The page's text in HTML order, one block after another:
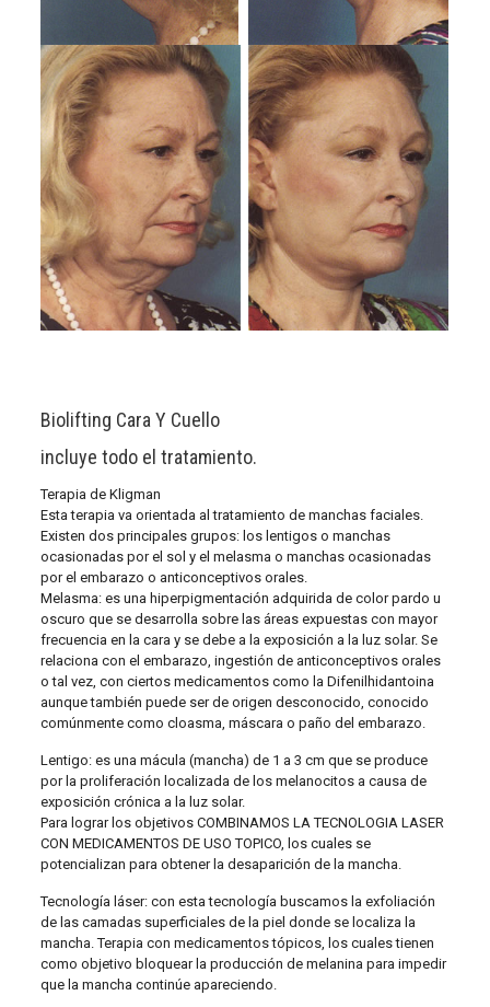
Biolifting Cara Y Cuello
incluye todo el tratamiento.
Terapia de Kligman
Esta terapia va orientada al tratamiento de manchas faciales.
Existen dos principales grupos: los lentigos o manchas
ocasionadas por el sol y el melasma o manchas ocasionadas
por el embarazo o anticonceptivos orales.
Melasma: es una hiperpigmentación adquirida de color pardo u
oscuro que se desarrolla sobre las áreas expuestas con mayor
frecuencia en la cara y se debe a la exposición a la luz solar. Se
relaciona con el embarazo, ingestión de anticonceptivos orales
o tal vez, con ciertos medicamentos como la Difenilhidantoina
aunque también puede ser de origen desconocido, conocido
comúnmente como cloasma, máscara o paño del embarazo.
Lentigo: es una mácula (mancha) de 1 a 3 cm que se produce
por la proliferación localizada de los melanocitos a causa de
exposición crónica a la luz solar.
Para lograr los objetivos COMBINAMOS LA TECNOLOGIA LASER
CON MEDICAMENTOS DE USO TOPICO, los cuales se
potencializan para obtener la desaparición de la mancha.
Tecnología láser: con esta tecnología buscamos la exfoliación
de las camadas superficiales de la piel donde se localiza la
mancha. Terapia con medicamentos tópicos, los cuales tienen
como objetivo bloquear la producción de melanina para impedir
que la mancha continúe apareciendo.